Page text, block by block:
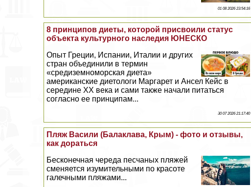
01 08 2026 23:54:16
8 принципов диеты, которой присвоили статус
объекта культурного наследия ЮНЕСКО
Опыт Греции, Испании, Италии и других
стран объединили в термин
«средиземноморская диета»
американские диетологи Маргарет и Ансел Кейс в
середине ХХ века и сами также начали питаться
согласно ее принципам...
30 07 2026 21:17:40
Пляж Васили (Балаклава, Крым) - фото и отзывы,
как дораться
Бесконечная череда песчаных пляжей
сменяется изумительными по красоте
галечными пляжами...